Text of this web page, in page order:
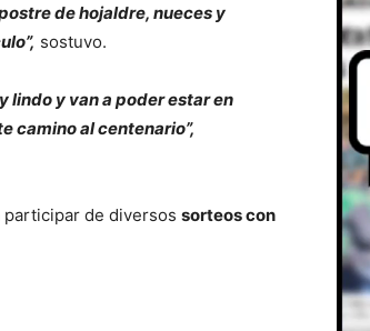
de hojaldre, nueces y
sostuvo.
lindo y van a poder estar en
camino al centenario”,
de diversos sorteos con